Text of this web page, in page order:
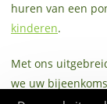
huren van een
kinderen.
Met ons
we uw